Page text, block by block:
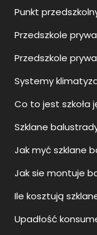
Punkt
Przedszkole
Przedszkole
Systemy
Co to jest szkoła
Szklane
Jak myć szklane
Jak sie montuje
Ile kosztują
Upadłość